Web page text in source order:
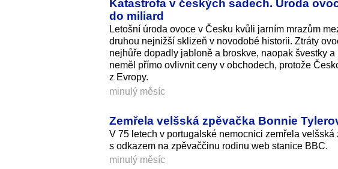
Katastrofa v českých sadech. Úroda
do miliard
Letošní úroda ovoce v Česku kvůli jarním mrazům
druhou nejnižší sklizeň v novodobé historii. Ztráty
nejhůře dopadly jabloně a broskve, naopak švestky
neměl přímo ovlivnit ceny v obchodech, protože
z Evropy.
minulý měsíc
Zemřela velšská zpěvačka Bonnie
V 75 letech v portugalské nemocnici zemřela
s odkazem na zpěvaččinu rodinu web stanice BBC.
minulý měsíc